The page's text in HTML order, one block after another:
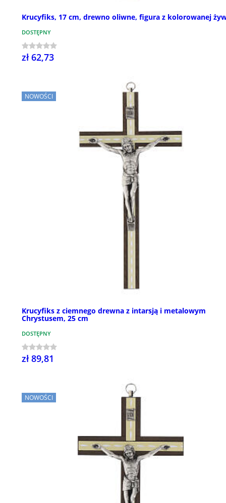
Krucyfiks, 17 cm, drewno oliwne, figura z kolorowanej
DOSTĘPNY
zł 62,73
NOWOŚCI
Krucyfiks z ciemnego drewna z intarsją i metalowym
Chrystusem, 25 cm
DOSTĘPNY
zł 89,81
NOWOŚCI